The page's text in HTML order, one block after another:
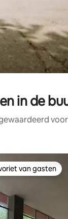
in de
van gasten
van gasten